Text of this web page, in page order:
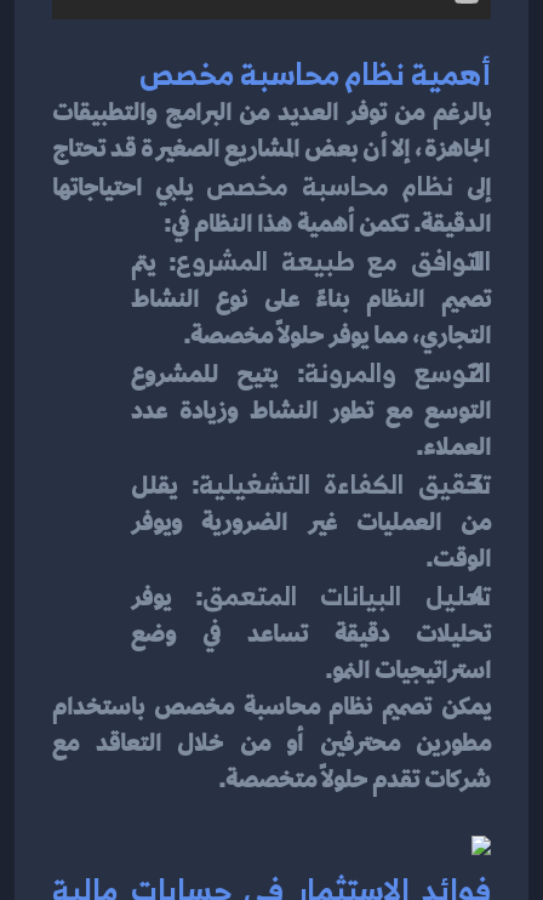
أهمية نظام محاسبة مخصص
إلى نظام محاسبة مخصص
الدقيقة. تكمن أهمية هذا النظام في:
التوافق مع طبيعة المشروع
تصميم النظام بناءً على نوع النشاط
التجاري، مما يوفر حلولًا مخصصة.
التوسع والمرونة : يتيح للمشروع
التوسع مع تطور النشاط وزيادة عدد
العملاء.
تحقيق الكفاءة التشغيلية
من العمليات غير الضرورية ويوفر
الوقت.
تحليل البيانات المتعمق : يوفر
تحليلات دقيقة تساعد في وضع
استراتيجيات النمو.
شركات تقدم حلولًا متخصصة.